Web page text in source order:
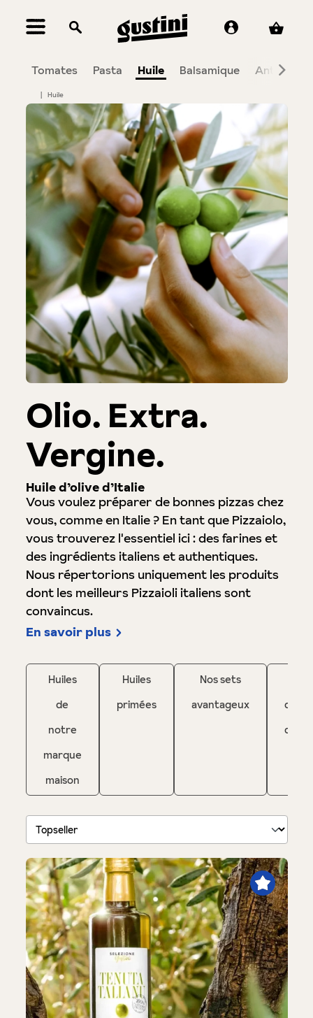
principal
Tomates Pasta Huile Balsamique Antipasti
| Huile
Olio. Extra.
Vergine.
Huile d’olive d’Italie
Vous voulez préparer de bonnes pizzas chez
vous, comme en Italie ? En tant que Pizzaiolo,
vous trouverez l'essentiel ici : des farines et
des ingrédients italiens et authentiques.
Nous répertorions uniquement les produits
dont les meilleurs Pizzaioli italiens sont
convaincus.
En savoir plus
Huiles
de
notre
marque
maison
Huiles
primées
Nos sets
avantageux